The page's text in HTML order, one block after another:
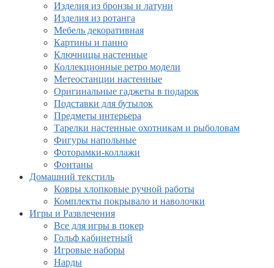
Изделия из бронзы и латуни
Изделия из ротанга
Мебель декоративная
Картины и панно
Ключницы настенные
Коллекционные ретро модели
Метеостанции настенные
Оригинальные гаджеты в подарок
Подставки для бутылок
Предметы интерьера
Тарелки настенные охотникам и рыболовам
Фигуры напольные
Фоторамки-коллажи
Фонтаны
Домашний текстиль
Ковры хлопковые ручной работы
Комплекты покрывало и наволочки
Игры и Развлечения
Все для игры в покер
Гольф кабинетный
Игровые наборы
Нарды